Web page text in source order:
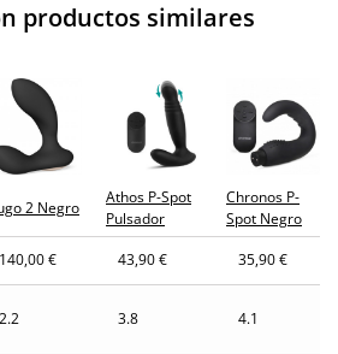
productos similares
2 Negro
Athos P-Spot
Pulsador
Chronos P-
Spot Negro
140,00 € 43,90 € 35,90 €
2.2 3.8 4.1